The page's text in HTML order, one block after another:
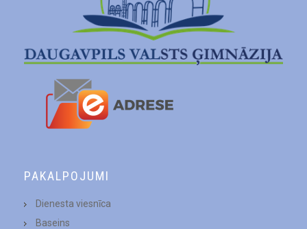
PAKALPOJUMI
Dienesta viesnīca
Baseins